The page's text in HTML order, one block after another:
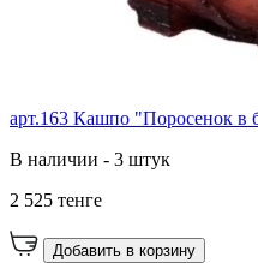
арт.163 Кашпо "Поросенок в
В наличии - 3 штук
2 525 тенге
Добавить в корзину